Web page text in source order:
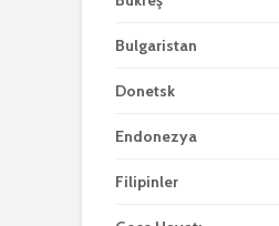
Bulgaristan
Donetsk
Endonezya
Filipinler